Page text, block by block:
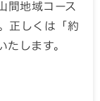
間地域コース
正しくは「約
します。